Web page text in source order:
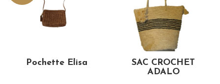
Pochette Elisa
SAC CROCHET
ADALO